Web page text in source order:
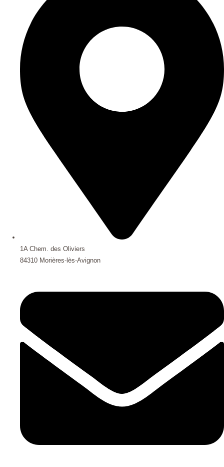
1A Chem. des Oliviers
84310 Morières-lès-Avignon